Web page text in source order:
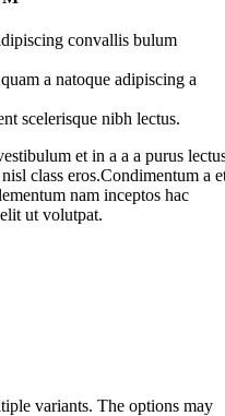
convallis bulum
a natoque adipiscing a
scelerisque nibh lectus.
et in a a a purus
class eros.Condimentum a
nam inceptos hac
ut volutpat.
variants. The options may